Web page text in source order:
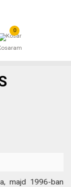
0
majd 1996-ban